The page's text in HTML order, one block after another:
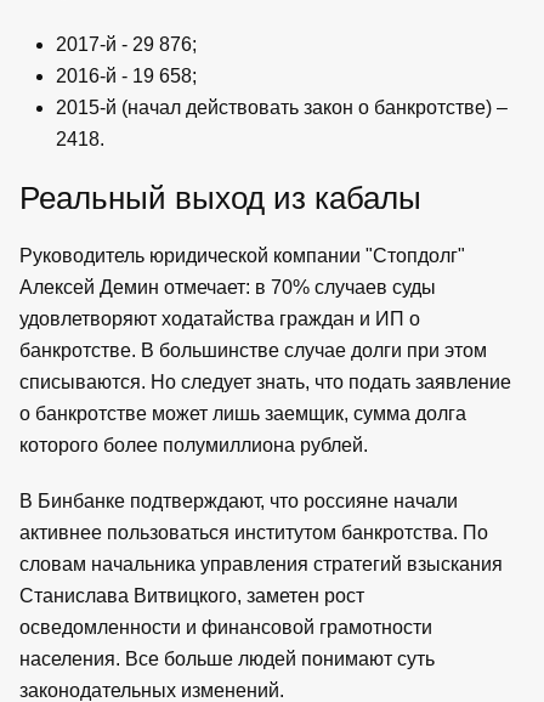
2017-й - 29 876;
2016-й - 19 658;
2015-й (начал действовать закон о банкротстве) –
2418.
Реальный выход из кабалы
Руководитель юридической компании "Стопдолг"
Алексей Демин отмечает: в 70% случаев суды
удовлетворяют ходатайства граждан и ИП о
банкротстве. В большинстве случае долги при этом
списываются. Но следует знать, что подать заявление
о банкротстве может лишь заемщик, сумма долга
которого более полумиллиона рублей.
В Бинбанке подтверждают, что россияне начали
активнее пользоваться институтом банкротства. По
словам начальника управления стратегий взыскания
Станислава Витвицкого, заметен рост
осведомленности и финансовой грамотности
населения. Все больше людей понимают суть
законодательных изменений.